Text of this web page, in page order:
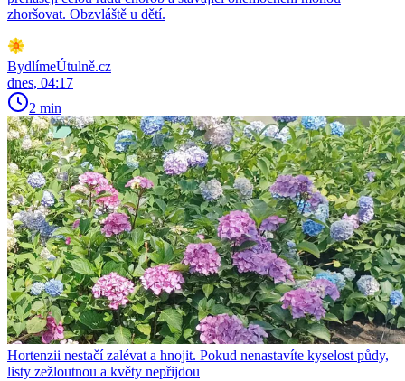
zhoršovat. Obzvláště u dětí.
BydlímeÚtulně.cz
dnes, 04:17
2 min
Hortenzii nestačí zalévat a hnojit. Pokud nenastavíte kyselost půdy,
listy zežloutnou a květy nepřijdou